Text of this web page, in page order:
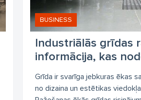
Industriālās grīdas
informācija, kas
BUSINESS
Grīda ir svarīga jebkuras ēkas
no dizaina un estētikas